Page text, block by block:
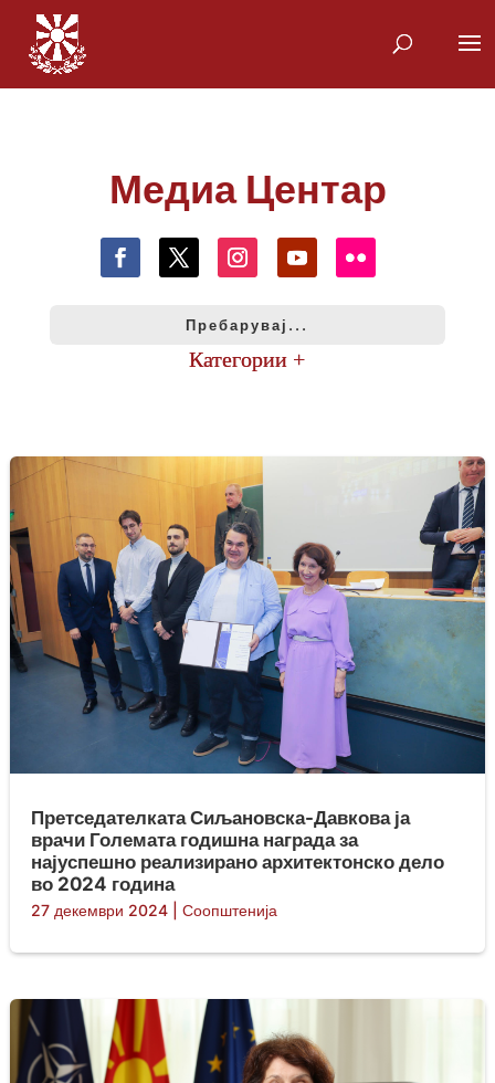
Медиа Центар
Претседателката Сиљановска-Давкова ја
врачи Големата годишна награда за
најуспешно реализирано архитектонско дело
во 2024 година
27 декември 2024| Соопштенија